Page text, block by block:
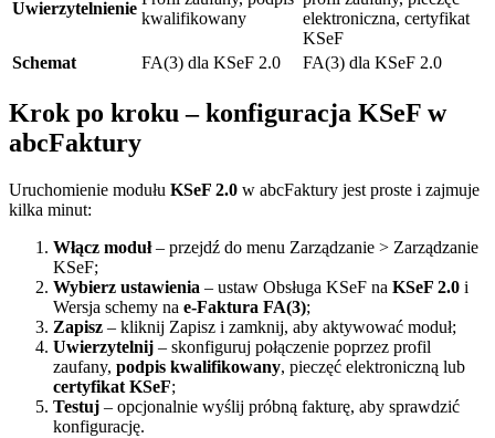
Uwierzytelnienie
kwalifikowany
elektroniczna, certyfikat
KSeF
Schemat
FA(3) dla KSeF 2.0 FA(3) dla KSeF 2.0
Krok po kroku – konfiguracja KSeF w
abcFaktury
Uruchomienie modułu KSeF 2.0 w abcFaktury jest proste i zajmuje
kilka minut:
Włącz moduł– przejdź do menu Zarządzanie > Zarządzanie
KSeF;
Wybierz ustawienia – ustaw Obsługa KSeF na KSeF 2.0 i
Wersja schemy na e-Faktura FA(3);
Zapisz – kliknij Zapisz i zamknij, aby aktywować moduł;
Uwierzytelnij – skonfiguruj połączenie poprzez profil
zaufany, podpis kwalifikowany, pieczęć elektroniczną lub
certyfikat KSeF;
Testuj – opcjonalnie wyślij próbną fakturę, aby sprawdzić
konfigurację.